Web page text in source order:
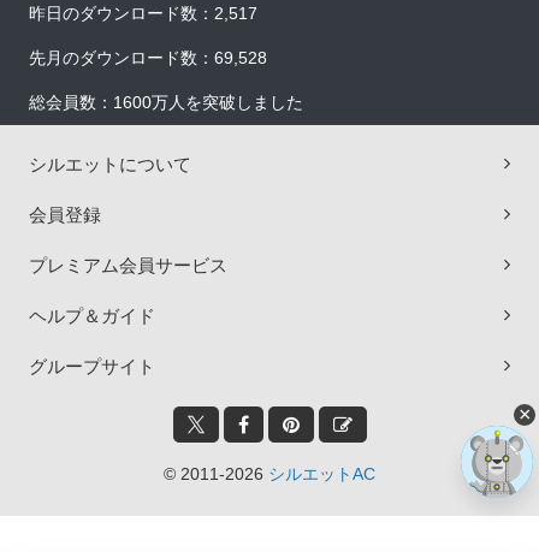
昨日のダウンロード数：2,517
先月のダウンロード数：69,528
総会員数：1600万人を突破しました
シルエットについて
会員登録
プレミアム会員サービス
ヘルプ＆ガイド
グループサイト
© 2011-2026 シルエットAC
×